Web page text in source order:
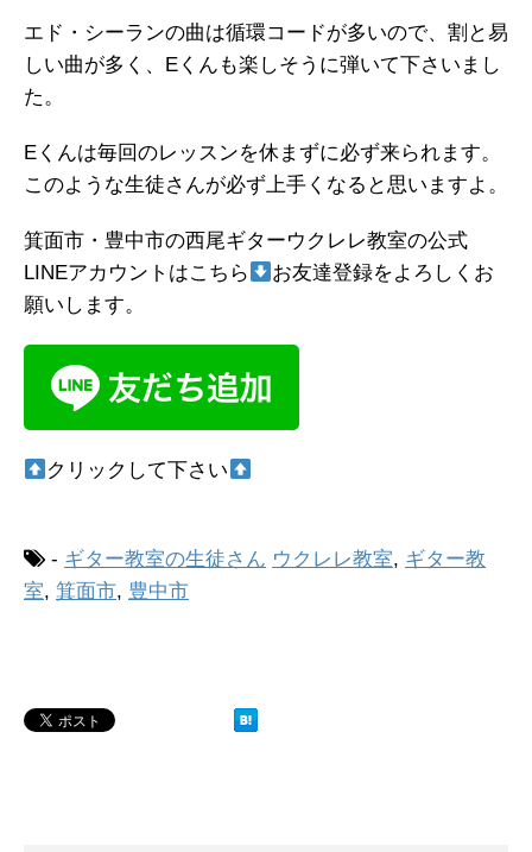
エド・シーランの曲は循環コードが多いので、割と易
しい曲が多く、Eくんも楽しそうに弾いて下さいまし
た。
Eくんは毎回のレッスンを休まずに必ず来られます。
このような生徒さんが必ず上手くなると思いますよ。
箕面市・豊中市の西尾ギターウクレレ教室の公式
LINEアカウントはこちら
お友達登録をよろしくお
願いします。
クリックして下さい
- ギター教室の生徒さん ウクレレ教室, ギター教
室, 箕面市, 豊中市